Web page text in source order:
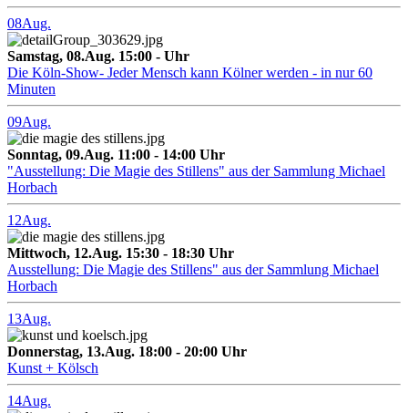
08Aug.
Samstag, 08.Aug. 15:00 - Uhr
Die Köln-Show- Jeder Mensch kann Kölner werden - in nur 60
Minuten
09Aug.
Sonntag, 09.Aug. 11:00 - 14:00 Uhr
"Ausstellung: Die Magie des Stillens" aus der Sammlung Michael
Horbach
12Aug.
Mittwoch, 12.Aug. 15:30 - 18:30 Uhr
Ausstellung: Die Magie des Stillens" aus der Sammlung Michael
Horbach
13Aug.
Donnerstag, 13.Aug. 18:00 - 20:00 Uhr
Kunst + Kölsch
14Aug.